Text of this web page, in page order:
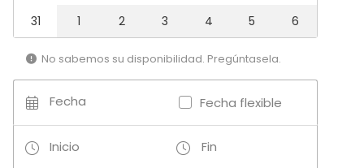
Terraza
Actividades
Cocción / Clase de cócteles
Actividades al aire libre
Más información sobre actividades
31
1 2 3 4 5 6
No sabemos su disponibilidad. Pregúntasela.
Fecha Fecha flexible
Inicio Fin